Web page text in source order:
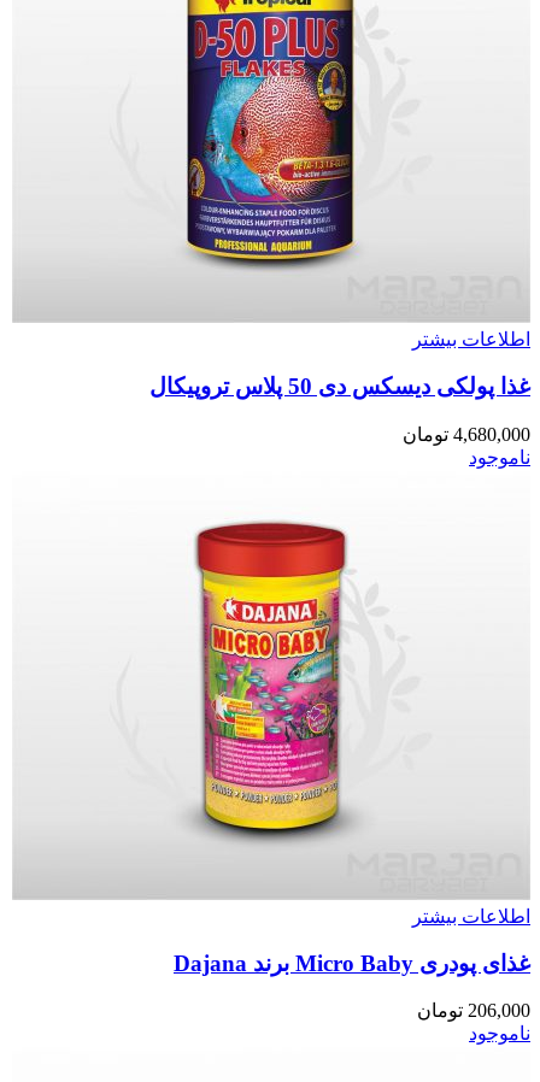
اطلاعات بیشتر
غذا پولکی دیسکس دی 50 پلاس تروپیکال
4,680,000 تومان
ناموجود
اطلاعات بیشتر
غذای پودری Micro Baby برند Dajana
206,000 تومان
ناموجود